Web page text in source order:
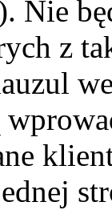
Nie
z